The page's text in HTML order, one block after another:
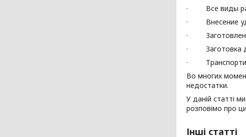
· Все виды
· Внесение
·
· Заготовка
·
Во многих
недостатки.
У даній статті
розповімо про
Інші статті